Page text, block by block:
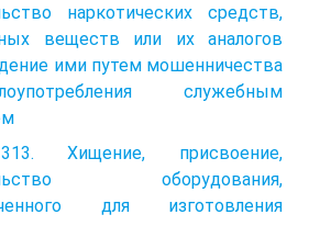
наркотических средств,
веществ или их аналогов
ими путем мошенничества
служебным
Хищение, присвоение,
оборудования,
для изготовления